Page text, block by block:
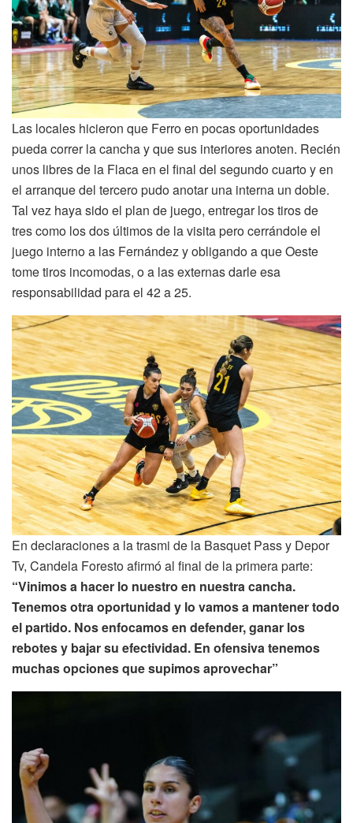
Las locales hicieron que Ferro en pocas oportunidades
pueda correr la cancha y que sus interiores anoten. Recién
unos libres de la Flaca en el final del segundo cuarto y en
el arranque del tercero pudo anotar una interna un doble.
Tal vez haya sido el plan de juego, entregar los tiros de
tres como los dos últimos de la visita pero cerrándole el
juego interno a las Fernández y obligando a que Oeste
tome tiros incomodas, o a las externas darle esa
responsabilidad para el 42 a 25.
En declaraciones a la trasmi de la Basquet Pass y Depor
Tv, Candela Foresto afirmó al final de la primera parte:
“Vinimos a hacer lo nuestro en nuestra cancha.
Tenemos otra oportunidad y lo vamos a mantener todo
el partido. Nos enfocamos en defender, ganar los
rebotes y bajar su efectividad. En ofensiva tenemos
muchas opciones que supimos aprovechar”